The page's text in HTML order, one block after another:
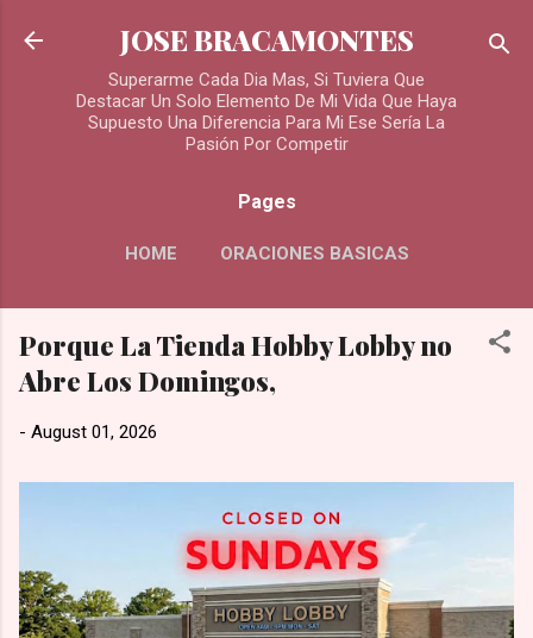
Skip to main content
JOSE BRACAMONTES
Superarme Cada Dia Mas, Si Tuviera Que
Destacar Un Solo Elemento De Mi Vida Que Haya
Supuesto Una Diferencia Para Mi Ese Sería La
Pasión Por Competir
Pages
HOME ORACIONES BASICAS
MORE…
ORACIONES PARA LOS DIFUNTOS
Porque La Tienda Hobby Lobby no
Abre Los Domingos,
- August 01, 2026